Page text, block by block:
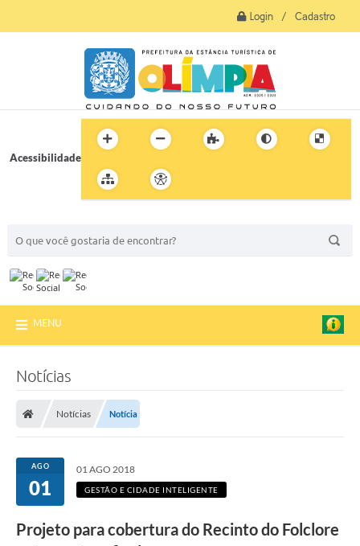
Login / Cadastro
Acessibilidade
MENU
Notícias
Notícias Notícia
AGO
01
01 AGO 2018
GESTÃO E CIDADE INTELIGENTE
Projeto para cobertura do Recinto do Folclore